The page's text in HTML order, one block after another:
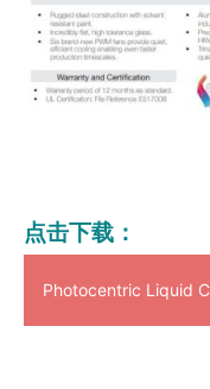
点击下载：
Photocentric Liquid